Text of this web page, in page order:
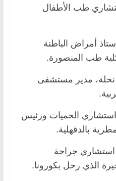
طب الأطفال
أمراض الباطنة
طب المنصورة.
مدير مستشفى
الحميات ورئيس
بالدقهلية.
جراحة
الذي رحل بكورونا.